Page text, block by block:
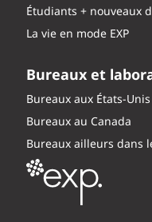
Étudiants + nouveaux
La vie en mode EXP
Bureaux et
Bureaux aux États-Unis
Bureaux au Canada
Bureaux ailleurs dans